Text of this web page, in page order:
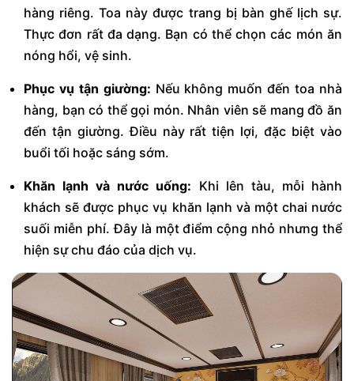
hàng riêng. Toa này được trang bị bàn ghế lịch sự.
Thực đơn rất đa dạng. Bạn có thể chọn các món ăn
nóng hổi, vệ sinh.
Phục vụ tận giường: Nếu không muốn đến toa nhà
hàng, bạn có thể gọi món. Nhân viên sẽ mang đồ ăn
đến tận giường. Điều này rất tiện lợi, đặc biệt vào
buổi tối hoặc sáng sớm.
Khăn lạnh và nước uống: Khi lên tàu, mỗi hành
khách sẽ được phục vụ khăn lạnh và một chai nước
suối miễn phí. Đây là một điểm cộng nhỏ nhưng thể
hiện sự chu đáo của dịch vụ.